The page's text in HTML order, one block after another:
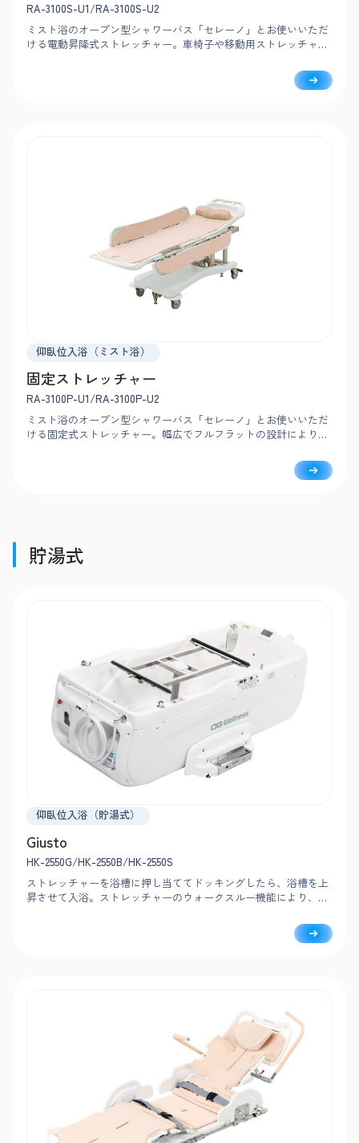
RA-3100S-U1/RA-3100S-U2
ミスト浴のオープン型シャワーバス「セレーノ」とお使いいただ
ける電動昇降式ストレッチャー。車椅子や移動用ストレッチャー
仰臥位入浴（ミスト浴）
固定ストレッチャー
RA-3100P-U1/RA-3100P-U2
ミスト浴のオープン型シャワーバス「セレーノ」とお使いいただ
ける固定式ストレッチャー。幅広でフルフラットの設計により洗
貯湯式
仰臥位入浴（貯湯式）
Giusto
HK-2550G/HK-2550B/HK-2550S
ストレッチャーを浴槽に押し当ててドッキングしたら、浴槽を上
昇させて入浴。ストレッチャーのウォークスルー機能により、移